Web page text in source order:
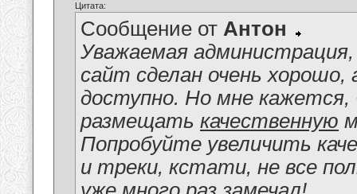
Цитата:
Сообщение от Антон
Уважаемая
сайт сделан очень хорошо,
доступно. Но мне
размещать качественную
Попробуйте увеличить
и треки, кстати, не все